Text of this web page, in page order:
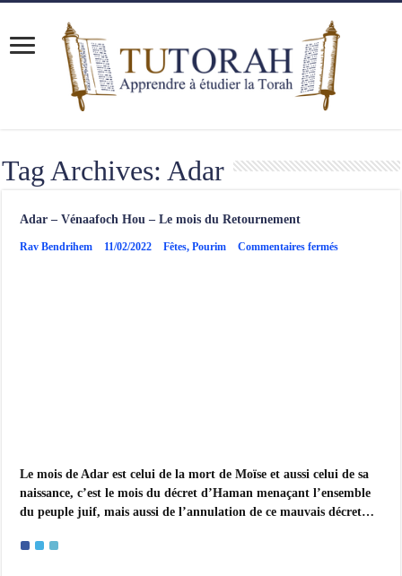
Tag Archives: Adar
Adar – Vénaafoch Hou – Le mois du Retournement
Rav Bendrihem 11/02/2022 Fêtes,Pourim Commentaires ferméssur
Le mois de Adar est celui de la mort de Moïse et aussi celui de sa
naissance, c’est le mois du décret d’Haman menaçant l’ensemble
du peuple juif, mais aussi de l’annulation de ce mauvais décret…